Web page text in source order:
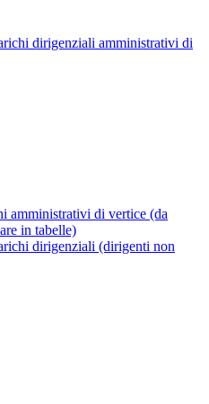
dirigenziali amministrativi di
amministrativi di vertice (da
in tabelle)
dirigenziali (dirigenti non